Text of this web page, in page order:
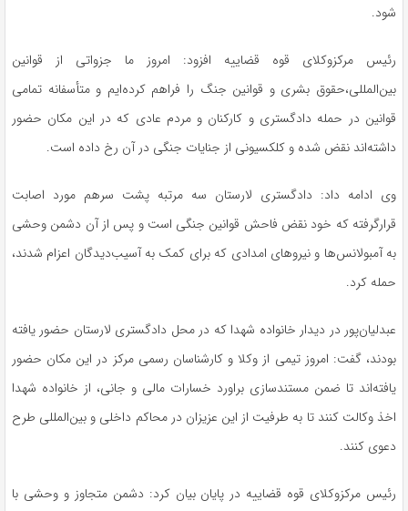
شود.
رئیس مرکزوکلای قوه قضاییه افزود: امروز ما جزواتی از قوانین
بین‌المللی،حقوق بشری و قوانین جنگ را فراهم کرده‌ایم و متأسفانه تمامی
قوانین در حمله دادگستری و کارکنان و مردم عادی که در این مکان حضور
داشته‌اند نقض شده و کلکسیونی از جنایات جنگی در آن رخ داده است.
وی ادامه داد: دادگستری لارستان سه مرتبه پشت سرهم مورد اصابت
قرارگرفته که خود نقض فاحش قوانین جنگی است و پس از آن دشمن وحشی
به آمبولانس‌ها و نیروهای امدادی که برای کمک به آسیب‌دیدگان اعزام شدند،
حمله کرد.
عبدلیان‌پور در دیدار خانواده شهدا که در محل دادگستری لارستان حضور یافته
بودند، گفت: امروز تیمی از وکلا و کارشناسان رسمی مرکز در این مکان حضور
یافته‌اند تا ضمن مستندسازی براورد خسارات مالی و جانی، از خانواده شهدا
اخذ وکالت کنند تا به طرفیت از این عزیزان در محاکم داخلی و بین‌المللی طرح
دعوی کنند.
رئیس مرکزوکلای قوه قضاییه در پایان بیان کرد: دشمن متجاوز و وحشی با